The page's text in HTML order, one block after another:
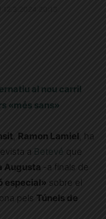
al nou carril
«més sans»
Ramon Lamiel
, ha
a Betevé que
Augusta -a finals de
especial» sobre el
pels Túnels de